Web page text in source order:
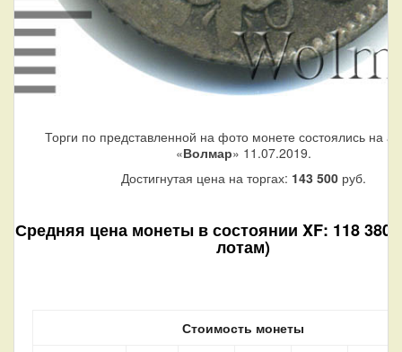
Торги по представленной на фото монете состоялись на
«Волмар» 11.07.2019.
Достигнутая цена на торгах: 143 500руб.
Средняя цена монеты в состоянии XF: 118 380
лотам)
Стоимость монеты